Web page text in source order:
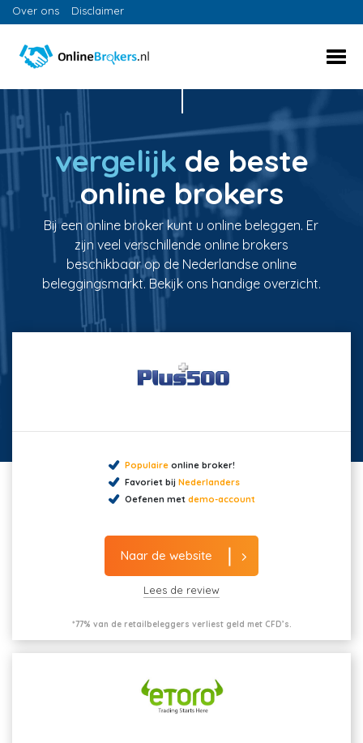
Over ons Disclaimer
vergelijk de beste
online brokers
Bij een online broker kunt u online beleggen. Er
zijn veel verschillende online brokers
beschikbaar op de Nederlandse online
beleggingsmarkt. Bekijk ons handige overzicht.
Populaireonline broker!
Favoriet bij Nederlanders
Oefenen met demo-account
Naar de website
Lees de review
*77% van de retailbeleggers verliest geld met CFD’s.